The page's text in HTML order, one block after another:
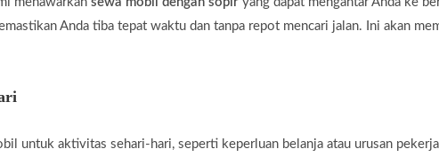
Anda tiba tepat waktu dan tanpa repot mencari jalan. Ini akan
untuk aktivitas sehari-hari, seperti keperluan belanja atau urusan